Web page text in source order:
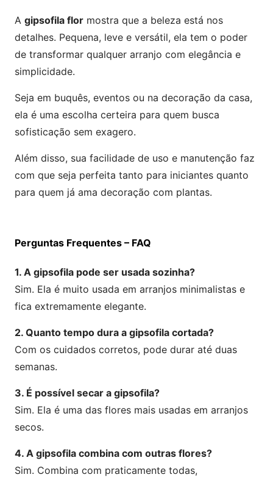
A gipsofila flor mostra que a beleza está nos
detalhes. Pequena, leve e versátil, ela tem o poder
de transformar qualquer arranjo com elegância e
simplicidade.
Seja em buquês, eventos ou na decoração da casa,
ela é uma escolha certeira para quem busca
sofisticação sem exagero.
Além disso, sua facilidade de uso e manutenção faz
com que seja perfeita tanto para iniciantes quanto
para quem já ama decoração com plantas.
Perguntas Frequentes – FAQ
1. A gipsofila pode ser usada sozinha?
Sim. Ela é muito usada em arranjos minimalistas e
fica extremamente elegante.
2. Quanto tempo dura a gipsofila cortada?
Com os cuidados corretos, pode durar até duas
semanas.
3. É possível secar a gipsofila?
Sim. Ela é uma das flores mais usadas em arranjos
secos.
4. A gipsofila combina com outras flores?
Sim. Combina com praticamente todas,